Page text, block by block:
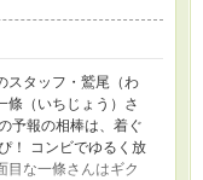
スタッフ・鷲尾（わ
條（いちじょう）さ
予報の相棒は、着ぐ
！ コンビでゆるく放
な一條さんはギク